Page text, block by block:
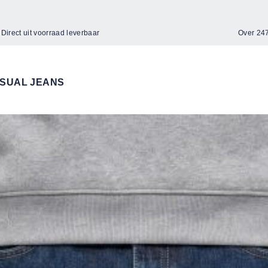
Direct uit voorraad leverbaar Over
JEANS